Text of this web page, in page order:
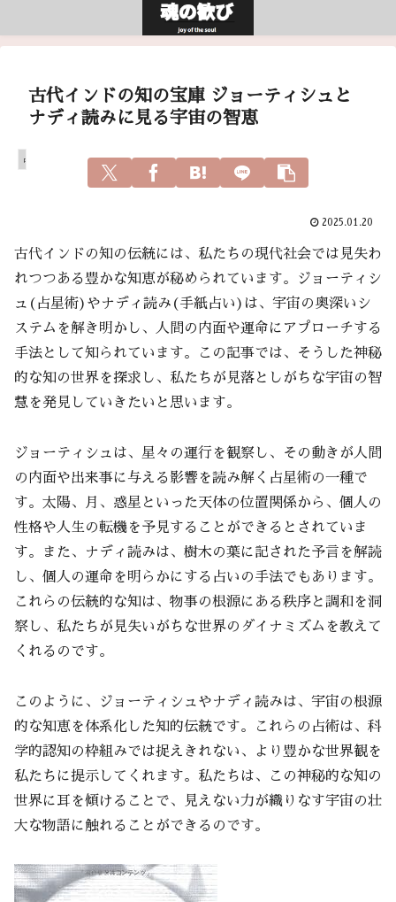
古代インドの知の宝庫 ジョーティシュと
ナディ読みに見る宇宙の智恵
占い
2025.01.20
古代インドの知の伝統には、私たちの現代社会では見失わ
れつつある豊かな知恵が秘められています。ジョーティシ
ュ(占星術)やナディ読み(手紙占い)は、宇宙の奥深いシ
ステムを解き明かし、人間の内面や運命にアプローチする
手法として知られています。この記事では、そうした神秘
的な知の世界を探求し、私たちが見落としがちな宇宙の智
慧を発見していきたいと思います。
ジョーティシュは、星々の運行を観察し、その動きが人間
の内面や出来事に与える影響を読み解く占星術の一種で
す。太陽、月、惑星といった天体の位置関係から、個人の
性格や人生の転機を予見することができるとされていま
す。また、ナディ読みは、樹木の葉に記された予言を解読
し、個人の運命を明らかにする占いの手法でもあります。
これらの伝統的な知は、物事の根源にある秩序と調和を洞
察し、私たちが見失いがちな世界のダイナミズムを教えて
くれるのです。
このように、ジョーティシュやナディ読みは、宇宙の根源
的な知恵を体系化した知的伝統です。これらの占術は、科
学的認知の枠組みでは捉えきれない、より豊かな世界観を
私たちに提示してくれます。私たちは、この神秘的な知の
世界に耳を傾けることで、見えない力が織りなす宇宙の壮
大な物語に触れることができるのです。